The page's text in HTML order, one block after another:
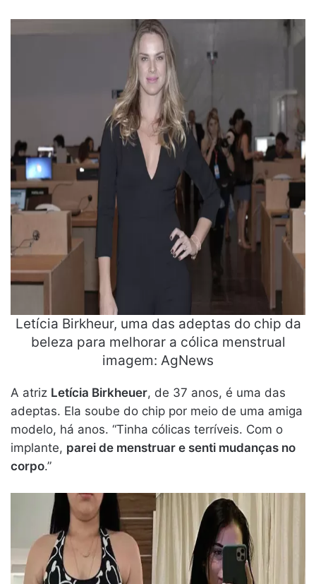
Letícia Birkheur, uma das adeptas do chip da
beleza para melhorar a cólica menstrual
imagem: AgNews
A atriz Letícia Birkheuer, de 37 anos, é uma das
adeptas. Ela soube do chip por meio de uma amiga
modelo, há anos. “Tinha cólicas terríveis. Com o
implante, parei de menstruar e senti mudanças no
corpo.”